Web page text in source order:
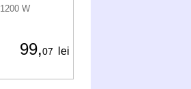
1200 W
99,07 lei